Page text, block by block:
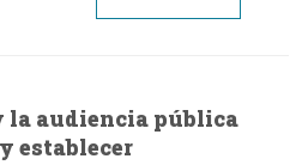
la audiencia pública
establecer